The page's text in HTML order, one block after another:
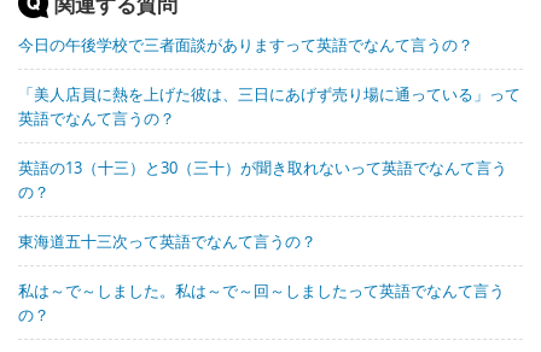
今日の午後学校で三者面談がありますって英語でなんて言うの？
「美人店員に熱を上げた彼は、三日にあげず売り場に通っている」って
英語でなんて言うの？
英語の13（十三）と30（三十）が聞き取れないって英語でなんて言う
の？
東海道五十三次って英語でなんて言うの？
私は～で～しました。私は～で～回～しましたって英語でなんて言う
の？